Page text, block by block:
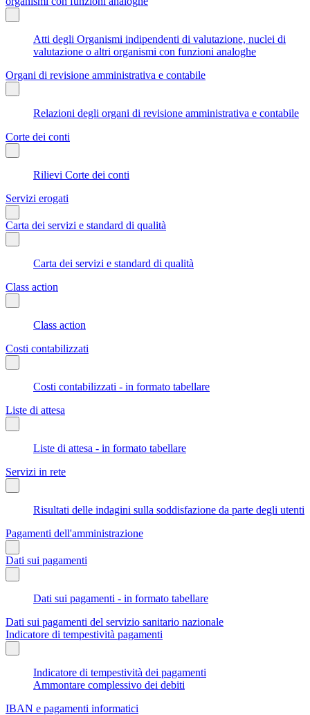
Atti degli Organismi indipendenti di valutazione, nuclei di
valutazione o altri organismi con funzioni analoghe
Organi di revisione amministrativa e contabile
Relazioni degli organi di revisione amministrativa e contabile
Corte dei conti
Rilievi Corte dei conti
Servizi erogati
Carta dei servizi e standard di qualità
Carta dei servizi e standard di qualità
Class action
Class action
Costi contabilizzati
Costi contabilizzati - in formato tabellare
Liste di attesa
Liste di attesa - in formato tabellare
Servizi in rete
Risultati delle indagini sulla soddisfazione da parte degli utenti
Pagamenti dell'amministrazione
Dati sui pagamenti
Dati sui pagamenti - in formato tabellare
Dati sui pagamenti del servizio sanitario nazionale
Indicatore di tempestività pagamenti
Indicatore di tempestività dei pagamenti
Ammontare complessivo dei debiti
IBAN e pagamenti informatici